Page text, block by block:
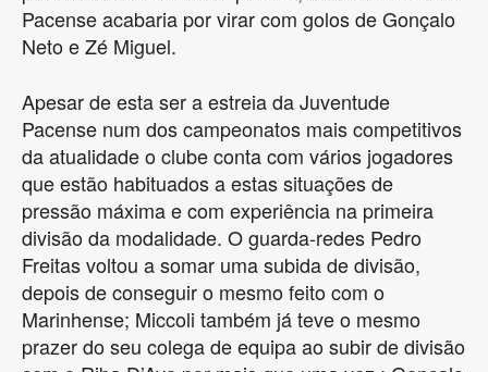
Pacense acabaria por virar com golos de Gonçalo
Neto e Zé Miguel.
Apesar de esta ser a estreia da Juventude
Pacense num dos campeonatos mais competitivos
da atualidade o clube conta com vários jogadores
que estão habituados a estas situações de
pressão máxima e com experiência na primeira
divisão da modalidade. O guarda-redes Pedro
Freitas voltou a somar uma subida de divisão,
depois de conseguir o mesmo feito com o
Marinhense; Miccoli também já teve o mesmo
prazer do seu colega de equipa ao subir de divisão